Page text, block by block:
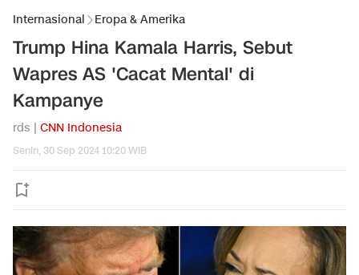
Internasional Eropa & Amerika
Trump Hina Kamala Harris, Sebut
Wapres AS 'Cacat Mental' di
Kampanye
rds | CNN Indonesia
Senin, 30 Sep 2024 10:20 WIB